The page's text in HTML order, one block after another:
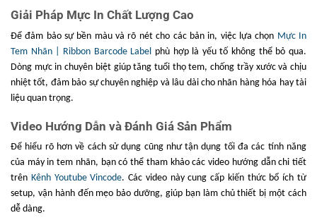
Điều kiện
bảo quản
-25 đến 55℃, độ ẩm 20%~93% RH
Trọng
lượng
máy
2.01 kg
Kích
máy
Kích
thước
đóng gói
370 × 260 × 235 mm
Tuổi thọ
đầu in
Giải Pháp Mực In Chất Lượng Cao
Để đảm bảo sự bền màu và rõ nét cho các bản in, việc lựa chọn Mực In
Tem Nhãn | Ribbon Barcode Label phù hợp là yếu tố không thể bỏ qua.
Dòng mực in chuyên biệt giúp tăng tuổi thọ tem, chống trầy xước và chịu
nhiệt tốt, đảm bảo sự chuyên nghiệp và lâu dài cho nhãn hàng hóa hay tài
liệu quan trọng.
Video Hướng Dẫn và Đánh Giá Sản Phẩm
Để hiểu rõ hơn về cách sử dụng cũng như tận dụng tối đa các tính năng
của máy in tem nhãn, bạn có thể tham khảo các video hướng dẫn chi tiết
trên Kênh Youtube Vincode. Các video này cung cấp kiến thức bổ ích từ
setup, vận hành đến mẹo bảo dưỡng, giúp bạn làm chủ thiết bị một cách
dễ dàng.